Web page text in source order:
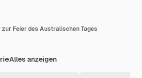
zur Feier des Australischen Tages
Alles anzeigen